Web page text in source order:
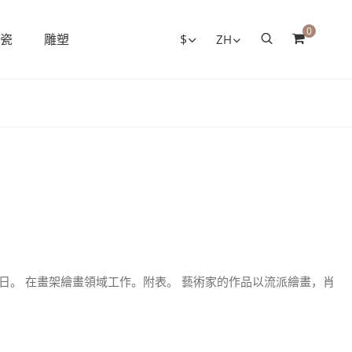
雕塑 $ ZH
0
在畫架繪畫領域工作。附表。 藝術家的作品以流派繪畫，肖